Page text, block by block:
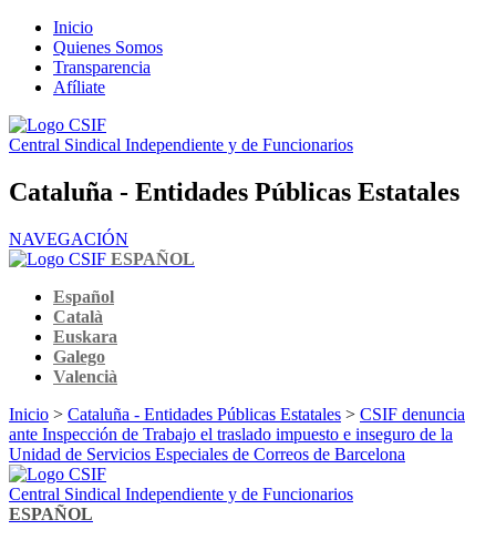
Inicio
Quienes Somos
Transparencia
Afíliate
Central Sindical Independiente y de Funcionarios
Cataluña - Entidades Públicas Estatales
NAVEGACIÓN
ESPAÑOL
Español
Català
Euskara
Galego
Valencià
Inicio > Cataluña - Entidades Públicas Estatales > CSIF denuncia
ante Inspección de Trabajo el traslado impuesto e inseguro de la
Unidad de Servicios Especiales de Correos de Barcelona
Central Sindical Independiente y de Funcionarios
ESPAÑOL